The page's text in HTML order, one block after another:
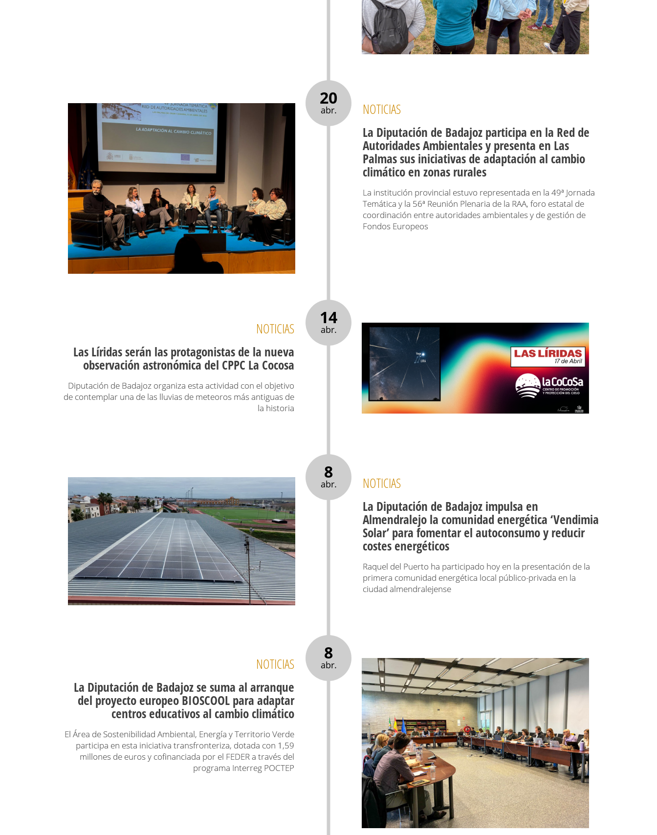
20
abr. NOTICIAS
La Diputación de Badajoz participa en la Red de
Autoridades Ambientales y presenta en Las
Palmas sus iniciativas de adaptación al cambio
climático en zonas rurales
La institución provincial estuvo representada en la 49ª Jornada
Temática y la 56ª Reunión Plenaria de la RAA, foro estatal de
coordinación entre autoridades ambientales y de gestión de
Fondos Europeos
14
abr.
NOTICIAS
Las Líridas serán las protagonistas de la nueva
observación astronómica del CPPC La Cocosa
Diputación de Badajoz organiza esta actividad con el objetivo
de contemplar una de las lluvias de meteoros más antiguas de
la historia
8
abr. NOTICIAS
La Diputación de Badajoz impulsa en
Almendralejo la comunidad energética ‘Vendimia
Solar’ para fomentar el autoconsumo y reducir
costes energéticos
Raquel del Puerto ha participado hoy en la presentación de la
primera comunidad energética local público-privada en la
ciudad almendralejense
8
abr.
NOTICIAS
La Diputación de Badajoz se suma al arranque
del proyecto europeo BIOSCOOL para adaptar
centros educativos al cambio climático
El Área de Sostenibilidad Ambiental, Energía y Territorio Verde
participa en esta iniciativa transfronteriza, dotada con 1,59
millones de euros y cofinanciada por el FEDER a través del
programa Interreg POCTEP